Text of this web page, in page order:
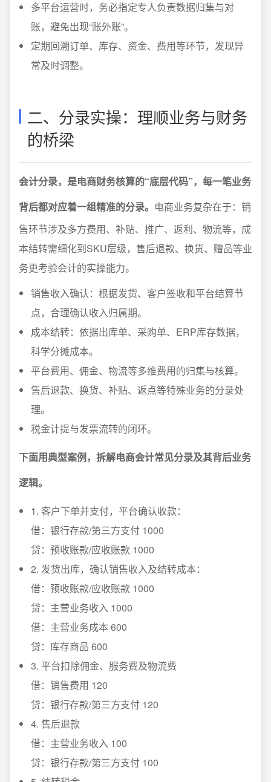
多平台运营时，务必指定专人负责数据归集与对
账，避免出现“账外账”。
定期回溯订单、库存、资金、费用等环节，发现异
常及时调整。
二、分录实操：理顺业务与财务
的桥梁
会计分录，是电商财务核算的“底层代码”，每一笔业务
背后都对应着一组精准的分录。 电商业务复杂在于：销
售环节涉及多方费用、补贴、推广、返利、物流等，成
本结转需细化到SKU层级，售后退款、换货、赠品等业
务更考验会计的实操能力。
销售收入确认：根据发货、客户签收和平台结算节
点，合理确认收入归属期。
成本结转：依据出库单、采购单、ERP库存数据，
科学分摊成本。
平台费用、佣金、物流等多维费用的归集与核算。
售后退款、换货、补贴、返点等特殊业务的分录处
理。
税金计提与发票流转的闭环。
下面用典型案例，拆解电商会计常见分录及其背后业务
逻辑。
1. 客户下单并支付，平台确认收款：
借：银行存款/第三方支付 1000
贷：预收账款/应收账款 1000
2. 发货出库，确认销售收入及结转成本：
借：预收账款/应收账款 1000
贷：主营业务收入 1000
借：主营业务成本 600
贷：库存商品 600
3. 平台扣除佣金、服务费及物流费
借：销售费用 120
贷：银行存款/第三方支付 120
4. 售后退款
借：主营业务收入 100
贷：银行存款/第三方支付 100